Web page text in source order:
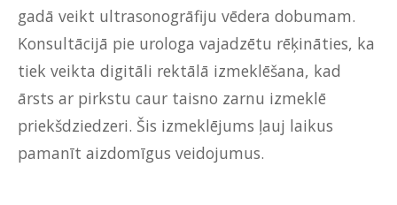
gadā veikt ultrasonogrāfiju vēdera dobumam.
Konsultācijā pie urologa vajadzētu rēķināties, ka
tiek veikta digitāli rektālā izmeklēšana, kad
ārsts ar pirkstu caur taisno zarnu izmeklē
priekšdziedzeri. Šis izmeklējums ļauj laikus
pamanīt aizdomīgus veidojumus.